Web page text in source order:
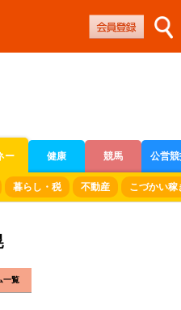
ー 健康 競馬 公営
暮らし・税 不動産 こづかい稼
一覧